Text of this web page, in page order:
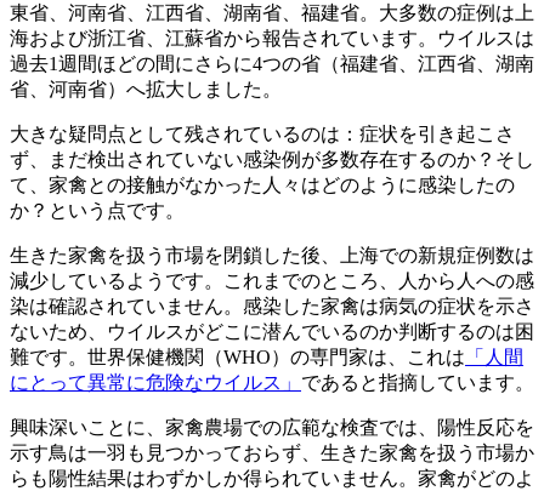
東省、河南省、江西省、湖南省、福建省。大多数の症例は上
海および浙江省、江蘇省から報告されています。ウイルスは
過去1週間ほどの間にさらに4つの省（福建省、江西省、湖南
省、河南省）へ拡大しました。
大きな疑問点として残されているのは：症状を引き起こさ
ず、まだ検出されていない感染例が多数存在するのか？そし
て、家禽との接触がなかった人々はどのように感染したの
か？という点です。
生きた家禽を扱う市場を閉鎖した後、上海での新規症例数は
減少しているようです。これまでのところ、人から人への感
染は確認されていません。感染した家禽は病気の症状を示さ
ないため、ウイルスがどこに潜んでいるのか判断するのは困
難です。世界保健機関（WHO）の専門家は、これは 「人間
にとって異常に危険なウイルス」 であると指摘しています。
興味深いことに、家禽農場での広範な検査では、陽性反応を
示す鳥は一羽も見つかっておらず、生きた家禽を扱う市場か
らも陽性結果はわずかしか得られていません。家禽がどのよ